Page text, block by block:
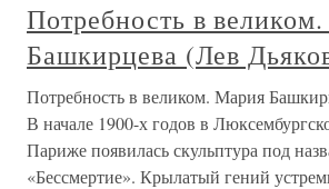
Потребность в
Башкирцева (Лев
Потребность в великом. Мария
В начале 1900-х годов в
Париже появилась скульптура под
«Бессмертие». Крылатый гений